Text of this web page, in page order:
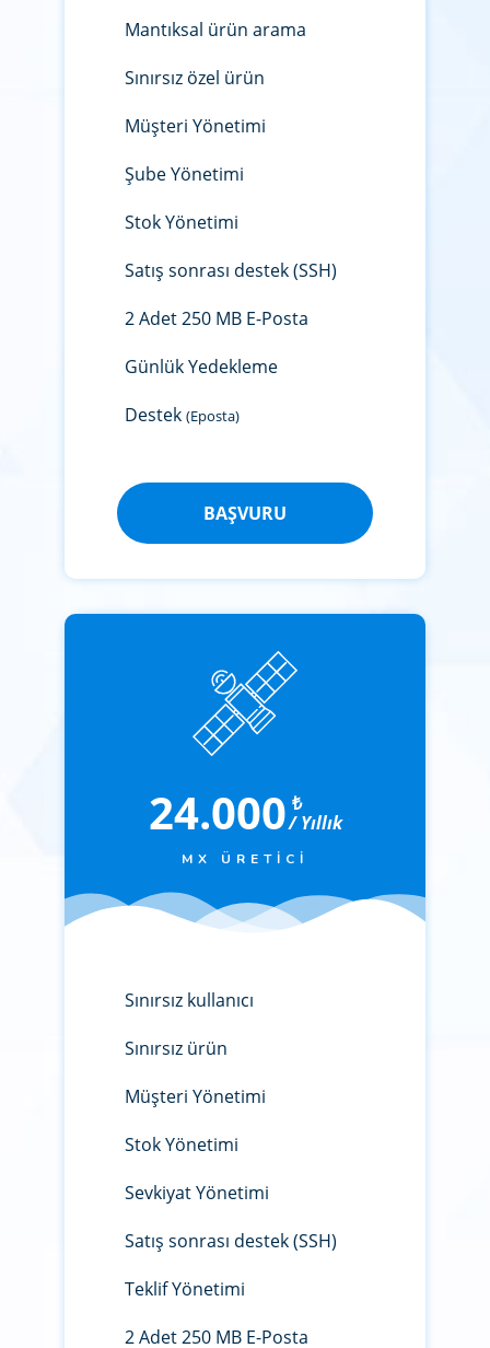
Mantıksal ürün arama
Sınırsız özel ürün
Müşteri Yönetimi
Şube Yönetimi
Stok Yönetimi
Satış sonrası destek (SSH)
2 Adet 250 MB E-Posta
Günlük Yedekleme
Destek (Eposta)
BAŞVURU
24.000 ₺
/ Yıllık
MX ÜRETICI
Sınırsız kullanıcı
Sınırsız ürün
Müşteri Yönetimi
Stok Yönetimi
Sevkiyat Yönetimi
Satış sonrası destek (SSH)
Teklif Yönetimi
2 Adet 250 MB E-Posta